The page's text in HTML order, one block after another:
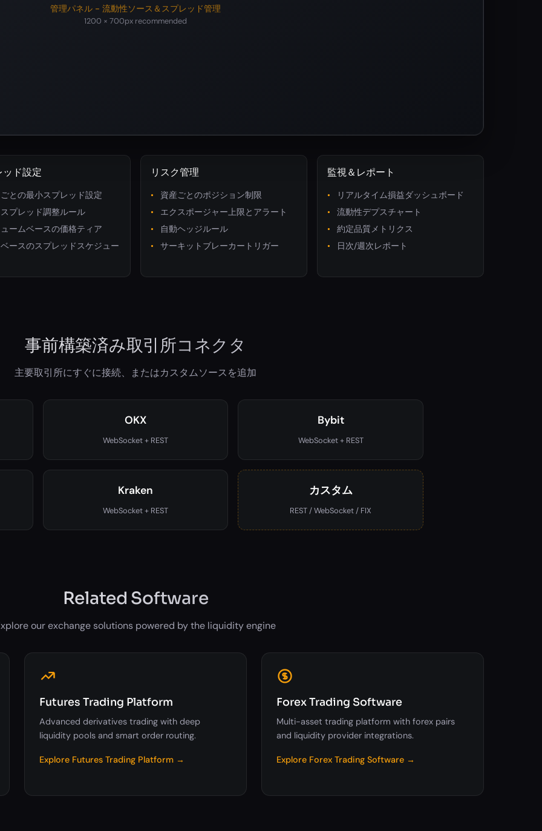
管理パネル - 流動性ソース＆スプレッド管理
1200 × 700px recommended
ッド設定
との最小スプレッド設定
プレッド調整ルール
ームベースの価格ティア
ースのスプレッドスケジュー
リスク管理
資産ごとのポジション制限
エクスポージャー上限とアラート
自動ヘッジルール
サーキットブレーカートリガー
監視＆レポート
リアルタイム損益ダッシュボード
流動性デプスチャート
約定品質メトリクス
日次/週次レポート
事前構築済み取引所コネクタ
主要取引所にすぐに接続、またはカスタムソースを追加
OKX
WebSocket + REST
Bybit
WebSocket + REST
Kraken
WebSocket + REST
カスタム
REST / WebSocket / FIX
Related Software
our exchange solutions powered by the liquidity engine
Futures Trading Platform
Advanced derivatives trading with deep
liquidity pools and smart order routing.
Explore Futures Trading Platform →
Forex Trading Software
Multi-asset trading platform with forex pairs
and liquidity provider integrations.
Explore Forex Trading Software →